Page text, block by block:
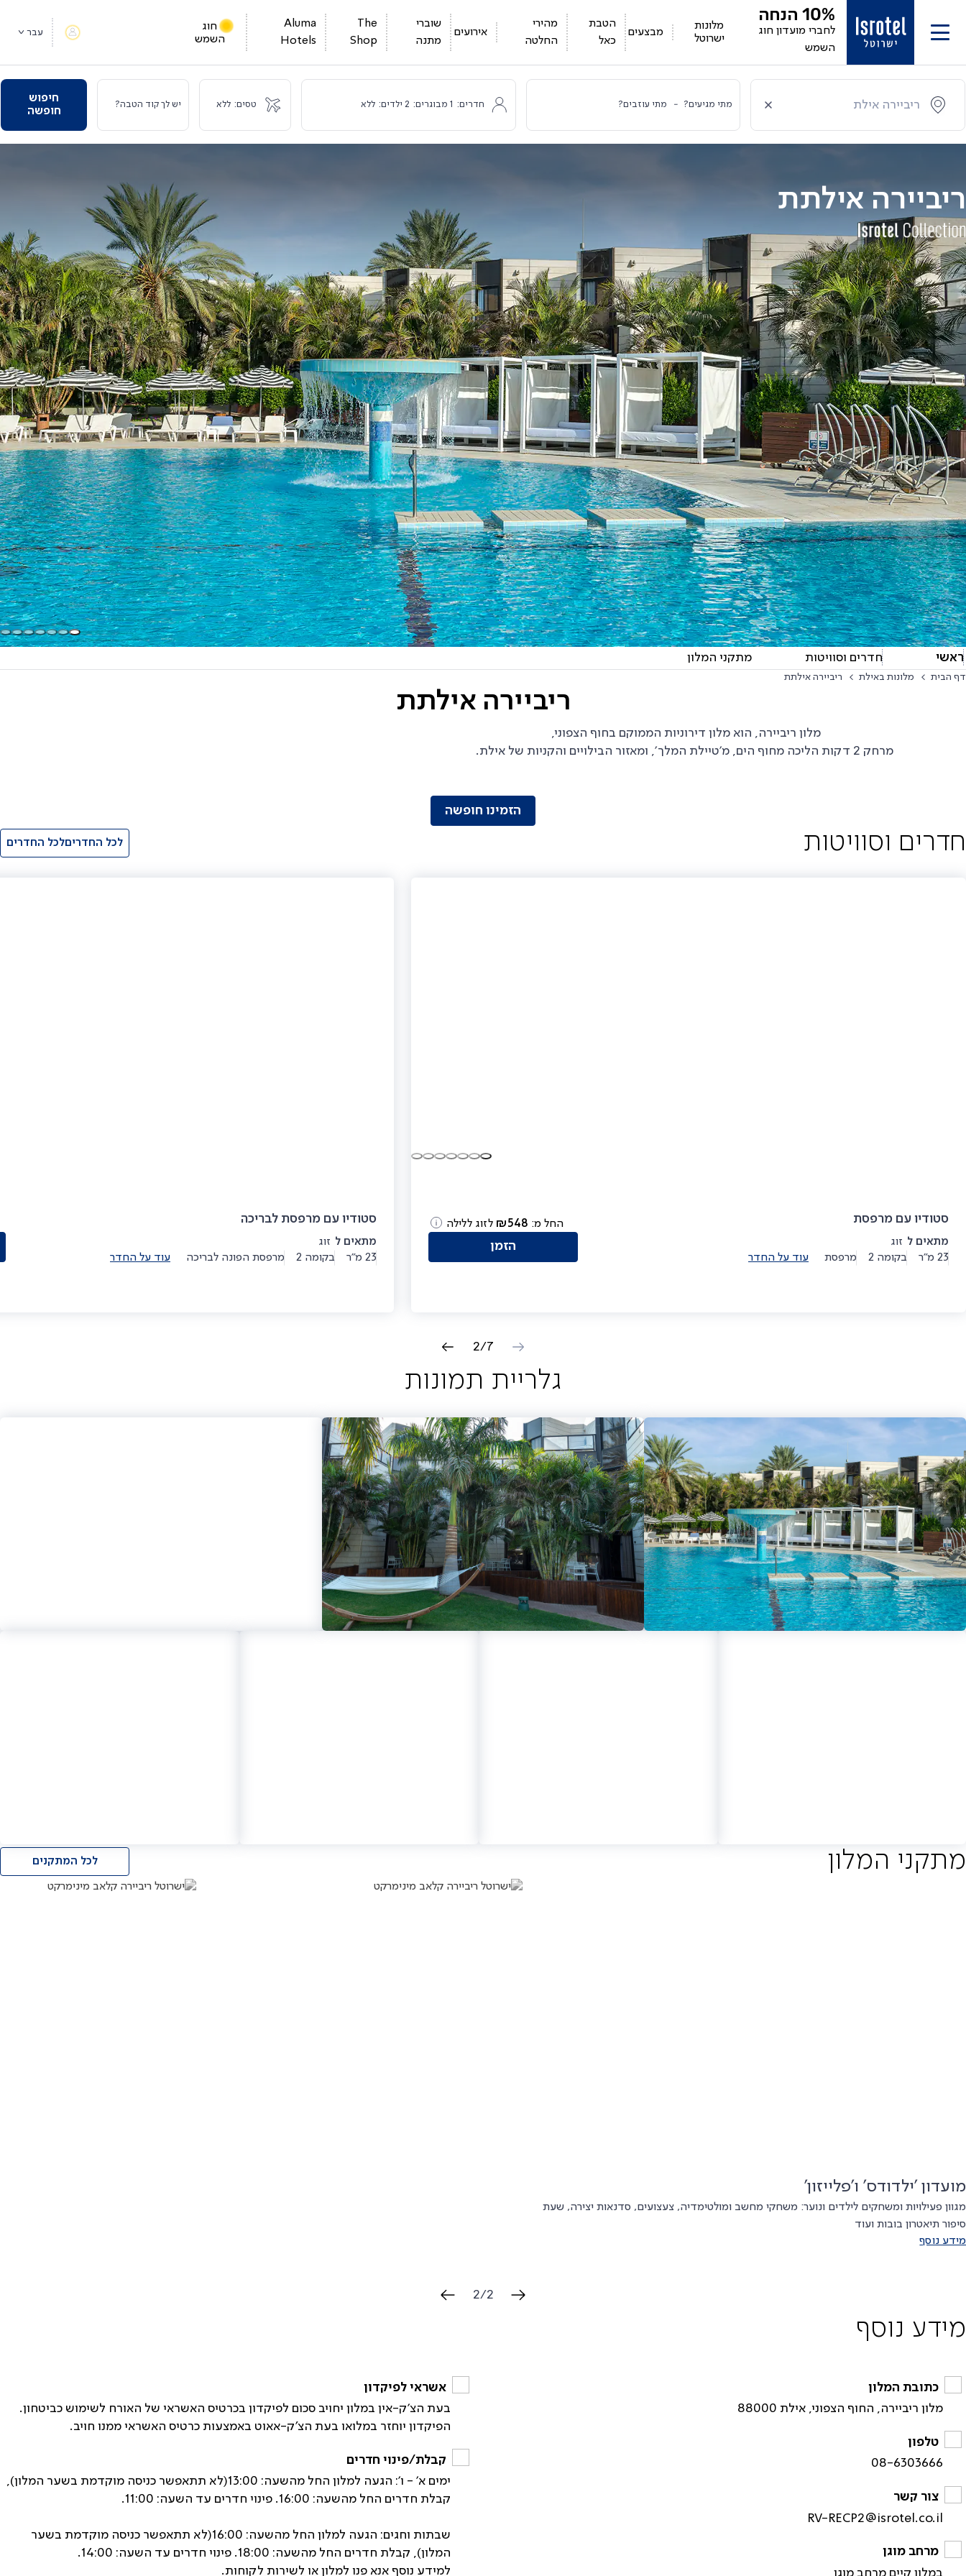
10% הנחה
לחברי מועדון חוג
השמש
מלונות
ישרוטל
מבצעים
הטבת
כאל
מהירי
החלטה
אירועים
שוברי
מתנה
The
Shop
Aluma
Hotels
חוג
השמש
עבר
מתי מגיעים? - מתי עוזבים? חדרים: 1 מבוגרים: 2 ילדים: ללא טסים: ללא יש לך קוד הטבה?
חיפוש
חופשה
ריביירה אילתת
ראשי חדרים וסוויטות מתקני המלון
דף הבית מלונות באילת ריביירה אילתת
ריביירה אילתת
מלון ריביירה, הוא מלון דירוניות הממוקם בחוף הצפוני,
מרחק 2 דקות הליכה מחוף הים, מ'טיילת המלך', ומאזור הבילויים והקניות של אילת.
מושלמת למשפחות ולקבוצות חברים - ובעיקר למי שמבקשים ליהנות מחופשה המתאימה לכל כיס.
דירוניות הגן נושקות לבריכה ולהן יציאה פרטית אליה, ולחדרי הסטודיו שמעליהן מרפסות מרווחות, הפונות גם הן
הזמינו חופשה
חדרים וסוויטות לכל החדריםלכל החדרים
סטודיו עם מרפסת
מתאים ל זוג
23 מ"ר
בקומה 2 מרפסת עוד על החדר
החל מ: 548
₪ לזוג ללילה
הזמן
סטודיו עם מרפסת לבריכה
מתאים ל זוג
23 מ"ר
בקומה 2 מרפסת הפונה לבריכה עוד על החדר
2/7
גלריית תמונות
מתקני המלון לכל המתקנים
מועדון 'ילדודס' ו'פלייזון'
מגוון פעילויות ומשחקים לילדים ונוער: משחקי מחשב ומולטימדיה, צעצועים, סדנאות יצירה, שעת
סיפור תיאטרון בובות ועוד
מידע נוסף
2/2
מידע נוסף
כתובת המלון
מלון ריביירה, החוף הצפוני, אילת 88000
טלפון
08-6303666
צור קשר
RV-RECP2@isrotel.co.il
מרחב מוגן
במלון קיים מרחב מוגן
אשראי לפיקדון
בעת הצ'ק-אין במלון יחויב סכום לפיקדון בכרטיס האשראי של האורח לשימוש כביטחון.
הפיקדון יוחזר במלואו בעת הצ׳ק-אאוט באמצעות כרטיס האשראי ממנו חויב.
קבלת/פינוי חדרים
ימים א' - ו': הגעה למלון החל מהשעה: 13:00(לא תתאפשר כניסה מוקדמת בשער המלון),
קבלת חדרים החל מהשעה: 16:00. פינוי חדרים עד השעה: 11:00.
שבתות וחגים: הגעה למלון החל מהשעה: 16:00(לא תתאפשר כניסה מוקדמת בשער
המלון), קבלת חדרים החל מהשעה: 18:00. פינוי חדרים עד השעה: 14:00.
למידע נוסף אנא פנו למלון או לשירות לקוחות.